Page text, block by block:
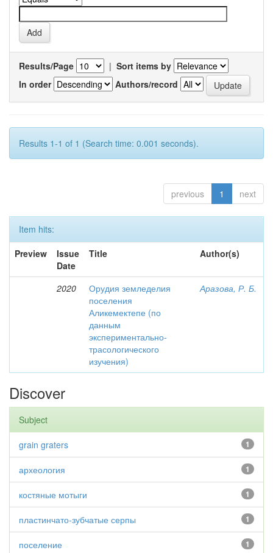
Results/Page | Sort items by
In order
Authors/record
Results 1-1 of 1 (Search time: 0.001 seconds).
previous 1 next
Item hits:
Preview
Issue
Date
Title Author(s)
2020
Орудия земледелия
поселения
Аликемектепе (по
данным
экспериментально-
трасологического
изучения)
Аразова, Р. Б.
Discover
Subject
1
grain graters
1
археология
1
костяные мотыги
1
пластинчато-зубчатые серпы
1
поселение